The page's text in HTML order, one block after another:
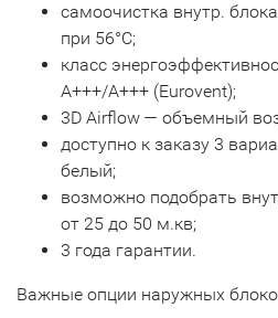
самоочистка внутр.
при 56°С;
класс
А+++/A+++ (Eurovent);
3D Airflow — объемный
доступно к заказу 3
белый;
возможно подобрать
от 25 до 50 м.кв;
3 года гарантии.
Важные опции наружных